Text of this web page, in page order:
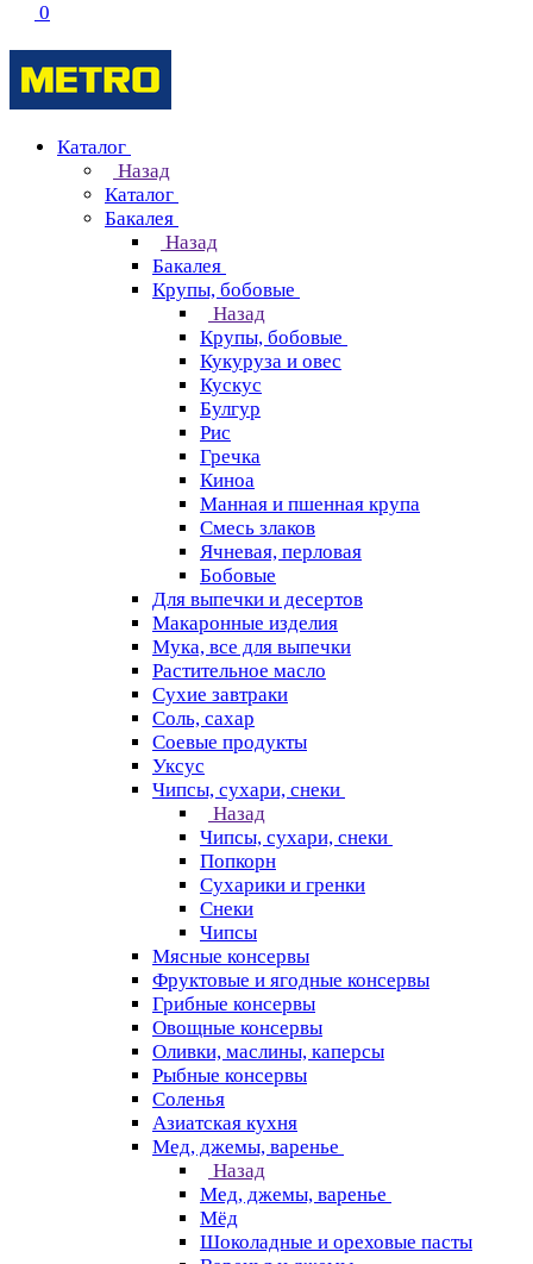
0
Каталог
Назад
Каталог
Бакалея
Назад
Бакалея
Крупы, бобовые
Назад
Крупы, бобовые
Кукуруза и овес
Кускус
Булгур
Рис
Гречка
Киноа
Манная и пшенная крупа
Смесь злаков
Ячневая, перловая
Бобовые
Для выпечки и десертов
Макаронные изделия
Мука, все для выпечки
Растительное масло
Сухие завтраки
Соль, сахар
Соевые продукты
Уксус
Чипсы, сухари, снеки
Назад
Чипсы, сухари, снеки
Попкорн
Сухарики и гренки
Снеки
Чипсы
Мясные консервы
Фруктовые и ягодные консервы
Грибные консервы
Овощные консервы
Оливки, маслины, каперсы
Рыбные консервы
Соленья
Азиатская кухня
Мед, джемы, варенье
Назад
Мед, джемы, варенье
Мёд
Шоколадные и ореховые пасты